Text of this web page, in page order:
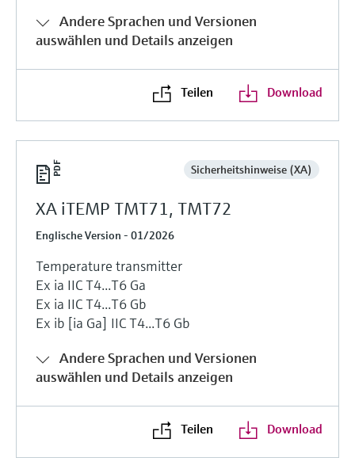
Andere Sprachen und Versionen
auswählen und Details anzeigen
Teilen Download
Sicherheitshinweise (XA)
XA iTEMP TMT71, TMT72
Englische Version - 01/2026
Temperature transmitter
Ex ia IIC T4...T6 Ga
Ex ia IIC T4...T6 Gb
Ex ib [ia Ga] IIC T4...T6 Gb
Andere Sprachen und Versionen
auswählen und Details anzeigen
Teilen Download